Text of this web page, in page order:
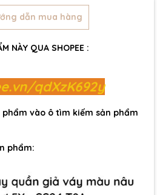
dẫn mua hàng
NÀY QUA SHOPEE :
qdXzK692y
phẩm vào ô tìm kiếm sản phẩm
phẩm: